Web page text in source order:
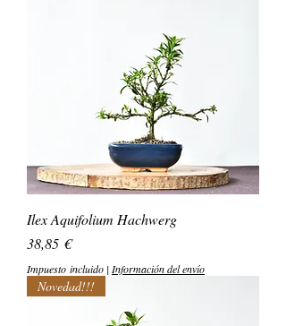
Ilex Aquifolium Hachwerg
Precio
38,85 €
Impuesto incluido | Información del envío
Novedad!!!